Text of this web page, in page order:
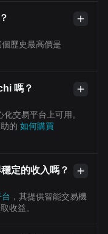
歷史最高價是
嗎？
交易平台上可用。
的 如何購買
定的收入嗎？
，其提供智能交易機
收益。